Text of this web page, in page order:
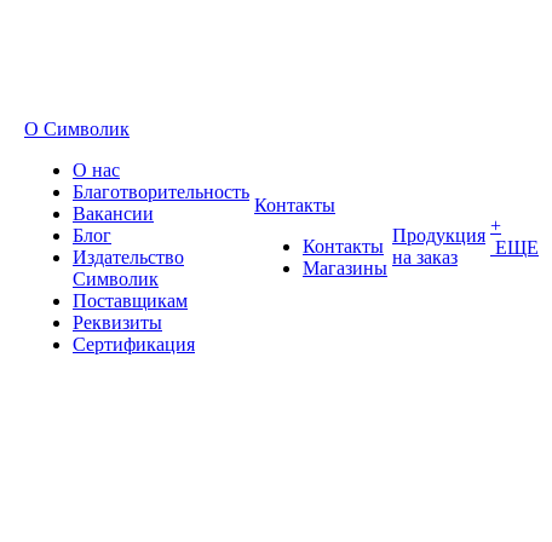
О Символик
О нас
Благотворительность
Вакансии
Блог
Издательство
Символик
Поставщикам
Реквизиты
Сертификация
Контакты
Контакты
Магазины
Продукция
на заказ
+
ЕЩЕ